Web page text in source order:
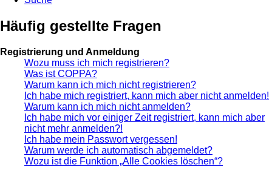
Häufig gestellte Fragen
Registrierung und Anmeldung
Wozu muss ich mich registrieren?
Was ist COPPA?
Warum kann ich mich nicht registrieren?
Ich habe mich registriert, kann mich aber nicht anmelden!
Warum kann ich mich nicht anmelden?
Ich habe mich vor einiger Zeit registriert, kann mich aber
nicht mehr anmelden?!
Ich habe mein Passwort vergessen!
Warum werde ich automatisch abgemeldet?
Wozu ist die Funktion „Alle Cookies löschen“?